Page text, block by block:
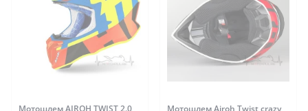
Мотошлем AIROH TWIST 2.0
Мотошлем Airoh Twist crazy